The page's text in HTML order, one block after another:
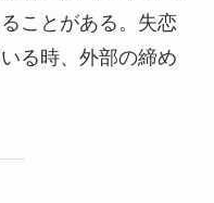
ことがある。失恋
る時、外部の締め